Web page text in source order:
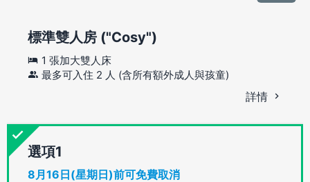
標準雙人房 ("Cosy")
1 張加大雙人床
最多可入住 2 人 (含所有額外成人與孩童)
詳情
選項
8月16日(星期日)前可免費取消